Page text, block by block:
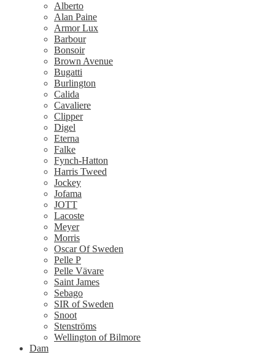
Alberto
Alan Paine
Armor Lux
Barbour
Bonsoir
Brown Avenue
Bugatti
Burlington
Calida
Cavaliere
Clipper
Digel
Eterna
Falke
Fynch-Hatton
Harris Tweed
Jockey
Jofama
JOTT
Lacoste
Meyer
Morris
Oscar Of Sweden
Pelle P
Pelle Vävare
Saint James
Sebago
SIR of Sweden
Snoot
Stenströms
Wellington of Bilmore
Dam